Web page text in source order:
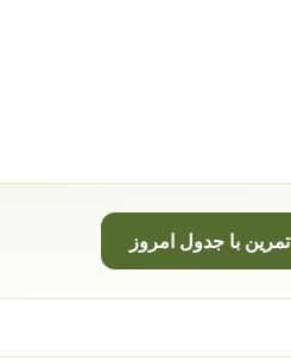
تمرین با جدول امروز